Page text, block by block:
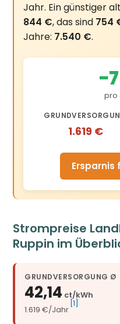
Jahr. Ein günstiger
844 €, das sind 754
Jahre: 7.540 €.
pro
1.619 €
Ersparnis
Strompreise
Ruppin im
GRUNDVERSORGUNG Ø
42,14 ct/kWh
1.619 €/Jahr
[1]